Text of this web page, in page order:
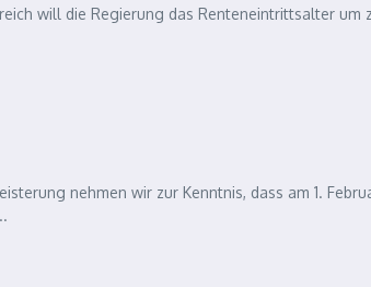
will die Regierung das Renteneintrittsalter um
nehmen wir zur Kenntnis, dass am 1.